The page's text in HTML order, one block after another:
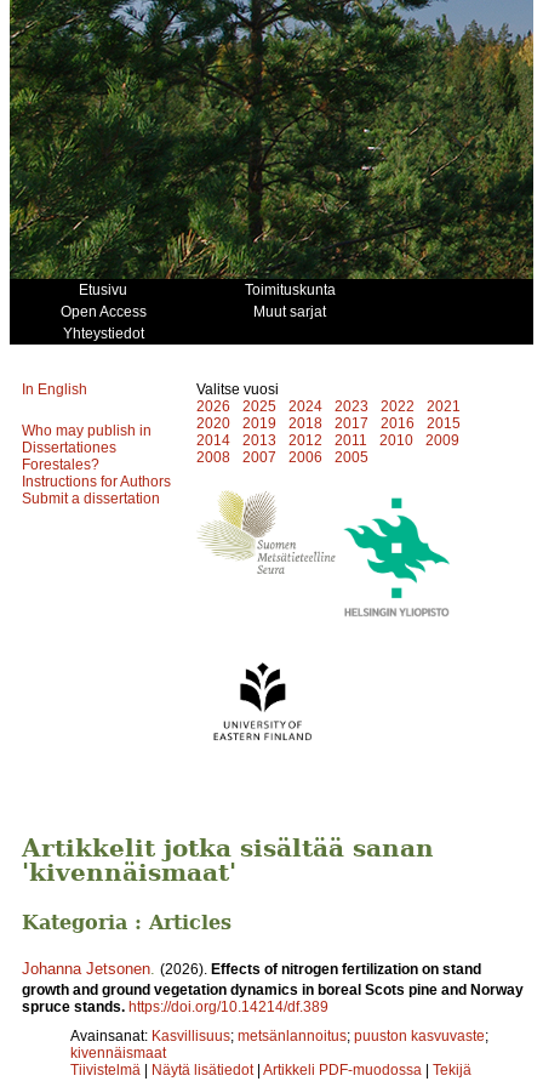
Etusivu
Toimituskunta
Open Access
Muut sarjat
Yhteystiedot
In English
Who may publish in
Dissertationes
Forestales?
Instructions for Authors
Submit a dissertation
Valitse vuosi
2026
2025 2024 2023 2022
2021
2020
2019 2018 2017 2016
2015
2014
2013 2012 2011 2010
2009
2008
2007 2006 2005
Artikkelit jotka sisältää sanan
'kivennäismaat'
Kategoria : Articles
Johanna Jetsonen (2026). Effects of nitrogen fertilization on stand
growth and ground vegetation dynamics in boreal Scots pine and Norway
spruce stands. https://doi.org/10.14214/df.389
Avainsanat: Kasvillisuus; metsänlannoitus; puuston kasvuvaste;
kivennäismaat
Tiivistelmä | Näytä lisätiedot | Artikkeli PDF-muodossa | Tekijä